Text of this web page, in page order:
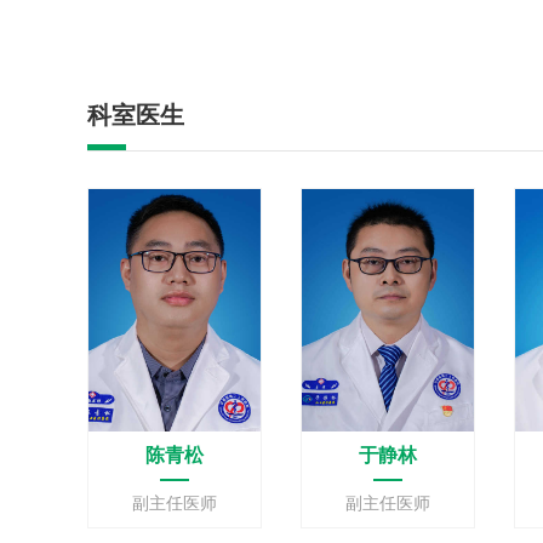
科室医生
陈青松
副主任医师
于静林
副主任医师